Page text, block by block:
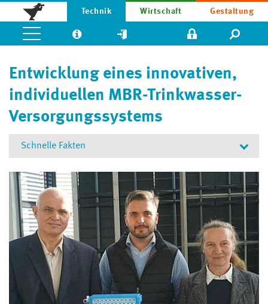
Technik Wirtschaft Gestaltung
Entwicklung eines innovativen,
individuellen MBR-Trinkwasser-
Versorgungssystems
Schnelle Fakten
Kurztitel:Mini Cube FM 045
Förderkennzeichen:
TBI-V-210-VBW-072
Projektlaufzeit: Juni 2017–
März 2019
Projektbudget: 249.000 €
Forschungsschwerpunkt:
FSP 2 (seit 02/2024): Nachhaltige Objekte, urbane Strukturen,
Materialien und Verfahren
FSP 2 (bis 01/2024): Neue Materialien und Verfahren​
Struktureinheit: